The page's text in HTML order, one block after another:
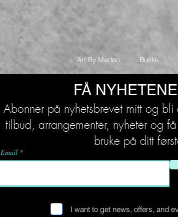
Art By Marlen Butikk
FÅ
Abonner på nyhetsbrevet mitt og
tilbud, arrangementer, nyheter og
bruke på ditt
Email
I want to get news, offers, and